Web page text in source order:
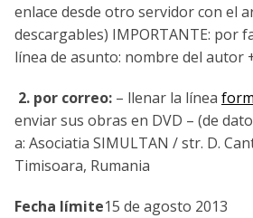
enlace desde otro servidor con el
descargables) IMPORTANTE: por
línea de asunto: nombre del autor
2. por correo: – llenar la línea
enviar sus obras en DVD – (de
a: Asociatia SIMULTAN / str. D.
Timisoara, Rumania
Fecha límite15 de agosto 2013